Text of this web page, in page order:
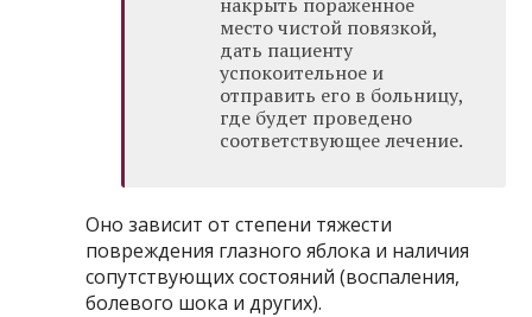
место чистой повязкой,
дать пациенту
успокоительное и
отправить его в больницу,
где будет проведено
соответствующее лечение.
Оно зависит от степени тяжести
повреждения глазного яблока и наличия
сопутствующих состояний (воспаления,
болевого шока и других).